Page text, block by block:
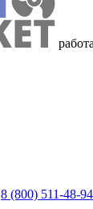
8 (800) 511-48-94